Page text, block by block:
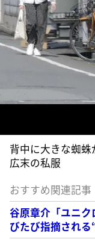
背中に大きな蜘
広末の私服
おすすめ関連記事
谷原章介「ユニ
びたび指摘され